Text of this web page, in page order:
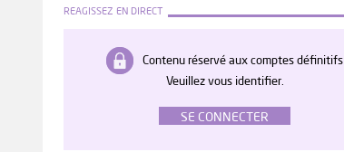
REAGISSEZ EN DIRECT
Contenu réservé aux comptes définitifs
Veuillez vous identifier.
SE CONNECTER